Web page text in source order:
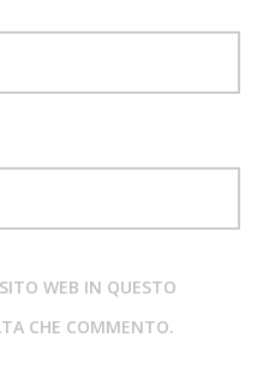
WEB IN QUESTO
CHE COMMENTO.